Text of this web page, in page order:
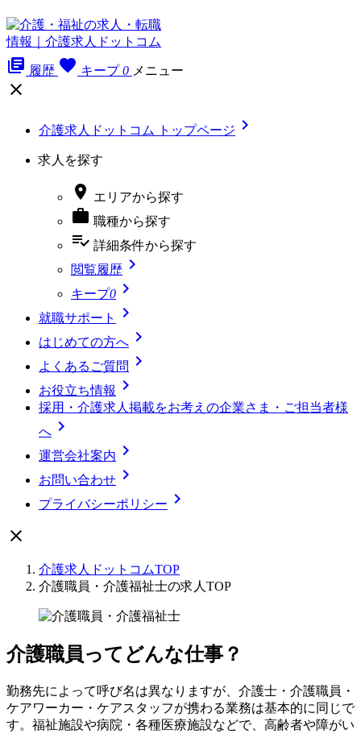
library_books 履歴 favorite キープ 0 メニュー

介護求人ドットコム トップページ 
求人を探す
 エリアから探す
 職種から探す
playlist_add_check 詳細条件から探す
閲覧履歴 
キープ0 
就職サポート 
はじめての方へ 
よくあるご質問 
お役立ち情報 
採用・介護求人掲載をお考えの企業さま・ご担当者様
へ 
運営会社案内 
お問い合わせ 
プライバシーポリシー 

介護求人ドットコムTOP
介護職員・介護福祉士の求人TOP
介護職員ってどんな仕事？
勤務先によって呼び名は異なりますが、介護士・介護職員・
ケアワーカー・ケアスタッフが携わる業務は基本的に同じで
す。福祉施設や病院・各種医療施設などで、高齢者や障がい